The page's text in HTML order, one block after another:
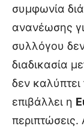
συμφωνία
ανανέωσης
συλλόγου
διαδικασία
δεν
επιβάλλει η
περιπτώσεις.